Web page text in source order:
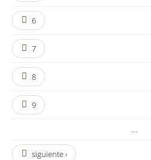
6
7
8
9
…
siguiente ›